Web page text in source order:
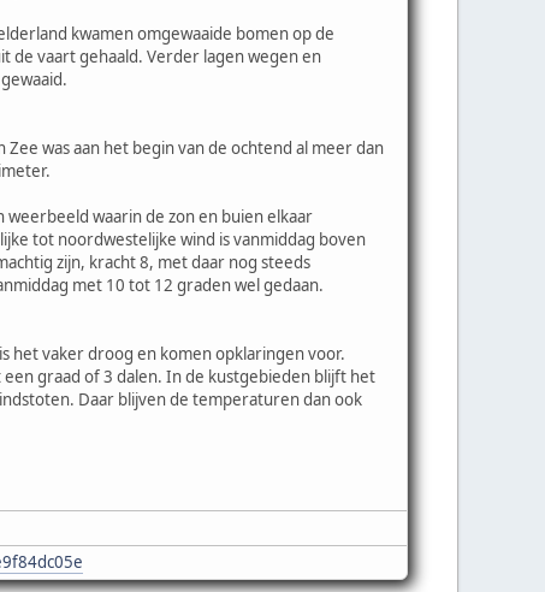
kwamen omgewaaide bomen op de
de vaart gehaald. Verder lagen wegen en
was aan het begin van de ochtend al meer dan
waarin de zon en buien elkaar
tot noordwestelijke wind is vanmiddag boven
zijn, kracht 8, met daar nog steeds
met 10 tot 12 graden wel gedaan.
het vaker droog en komen opklaringen voor.
graad of 3 dalen. In de kustgebieden blijft het
Daar blijven de temperaturen dan ook